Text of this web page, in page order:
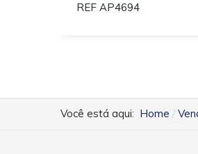
REF AP4694
Você está aqui: Home